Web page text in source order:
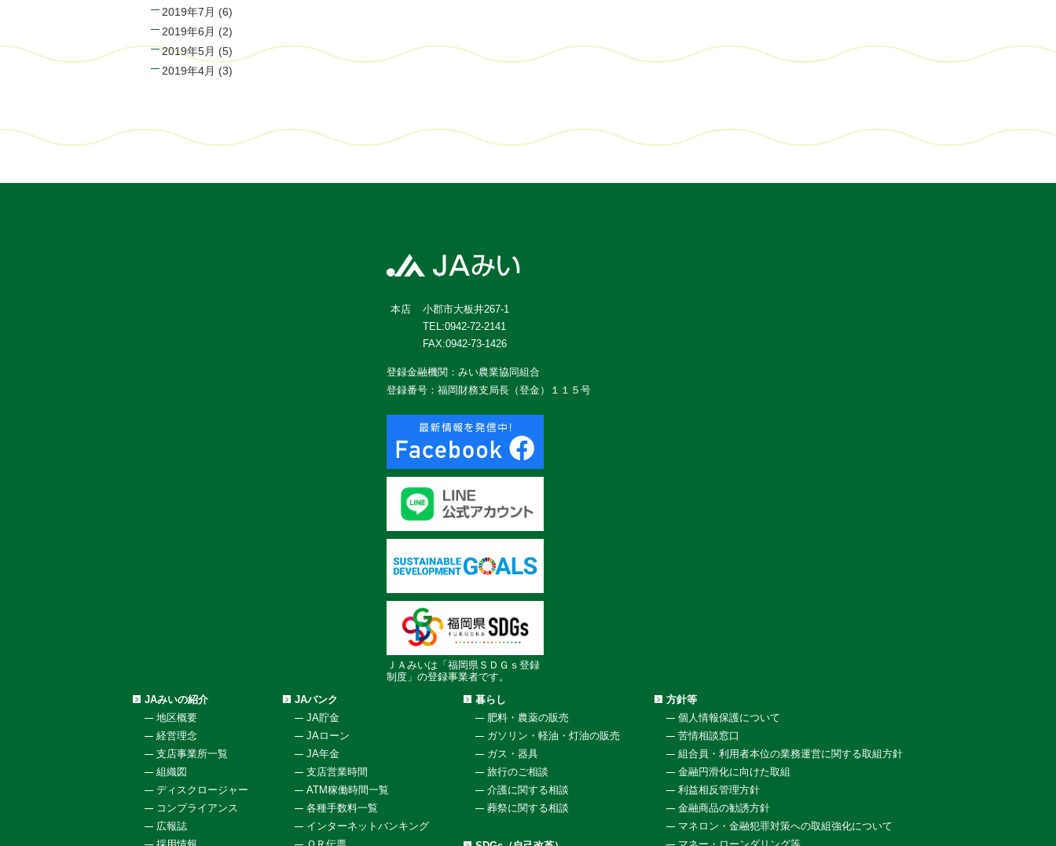
2019年7月 (6)
2019年6月 (2)
2019年5月 (5)
2019年4月 (3)
本店
小郡市大板井267-1
TEL:0942-72-2141
FAX:0942-73-1426
登録金融機関：みい農業協同組合
登録番号：福岡財務支局長（登金）１１５号
ＪＡみいは「福岡県ＳＤＧｓ登録
制度」の登録事業者です。
JAみいの紹介
地区概要
経営理念
支店事業所一覧
組織図
ディスクロージャー
コンプライアンス
広報誌
JAバンク
JA貯金
JAローン
JA年金
支店営業時間
ATM稼働時間一覧
各種手数料一覧
インターネットバンキング
暮らし
肥料・農薬の販売
ガソリン・軽油・灯油の販売
ガス・器具
旅行のご相談
介護に関する相談
葬祭に関する相談
方針等
個人情報保護について
苦情相談窓口
組合員・利用者本位の業務運営に関する取組方針
金融円滑化に向けた取組
利益相反管理方針
金融商品の勧誘方針
マネロン・金融犯罪対策への取組強化について